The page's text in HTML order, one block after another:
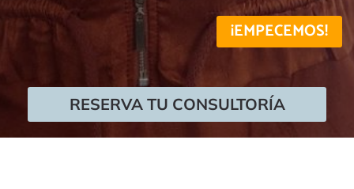
¡EMPECEMOS!
RESERVA TU CONSULTORÍA